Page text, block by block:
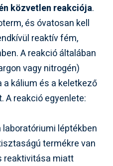
közvetlen reakciója.
és óvatosan kell
reaktív fém,
A reakció általában
vagy nitrogén)
kálium és a keletkező
A reakció egyenlete:
léptékben
termékre van
reaktivitása miatt